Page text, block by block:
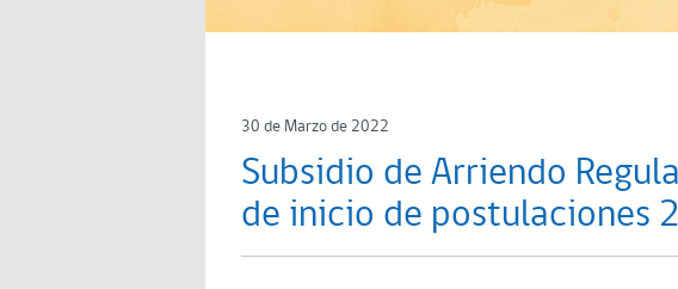
30 de Marzo de 2022
Subsidio de Arriendo
de inicio de postulaciones